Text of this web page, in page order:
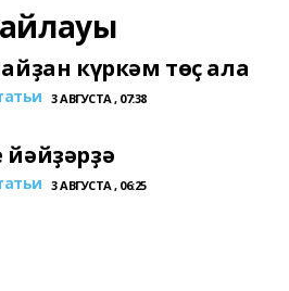
күркәм төҫ ала
3 АВГУСТА , 07:38
3 АВГУСТА , 06:25